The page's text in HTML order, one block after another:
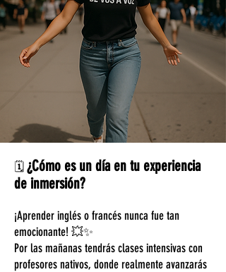
🗓️ ¿Cómo es un día en tu experiencia
de inmersión?
¡Aprender inglés o francés nunca fue tan
emocionante! 💥✨
Por las mañanas tendrás clases intensivas con
profesores nativos, donde realmente avanzarás